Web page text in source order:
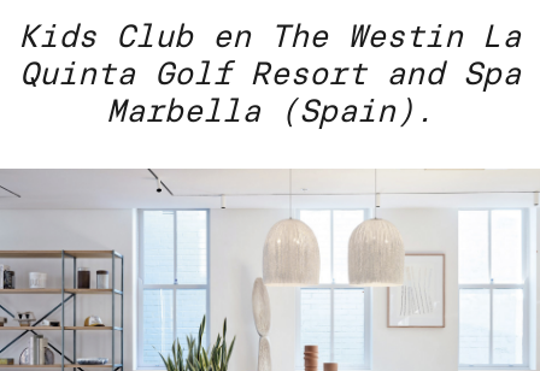
Kids Club en The Westin La
Quinta Golf Resort and Spa
Marbella (Spain).